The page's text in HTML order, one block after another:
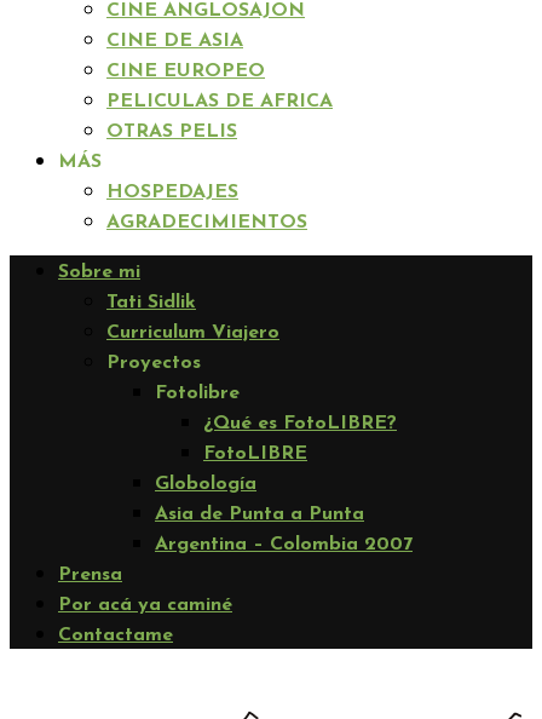
CINE ANGLOSAJON
CINE DE ASIA
CINE EUROPEO
PELICULAS DE AFRICA
OTRAS PELIS
MÁS
HOSPEDAJES
AGRADECIMIENTOS
Sobre mi
Tati Sidlik
Curriculum Viajero
Proyectos
Fotolibre
¿Qué es FotoLIBRE?
FotoLIBRE
Globología
Asia de Punta a Punta
Argentina – Colombia 2007
Prensa
Por acá ya caminé
Contactame